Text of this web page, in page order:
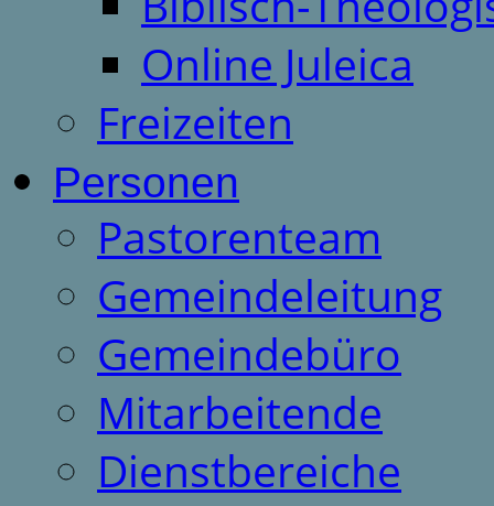
Online Juleica
Freizeiten
Personen
Pastorenteam
Gemeindeleitung
Gemeindebüro
Mitarbeitende
Dienstbereiche